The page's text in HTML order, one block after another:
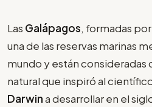
Las Galápagos, formadas
una de las reservas marinas
mundo y están consideradas
natural que inspiró al
Darwina desarrollar en el